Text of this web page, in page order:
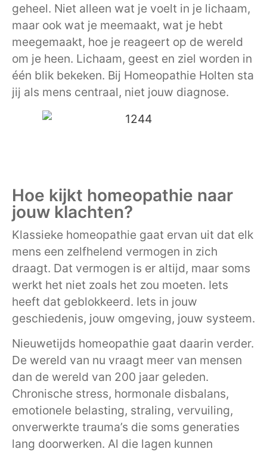
geheel. Niet alleen wat je voelt in je lichaam,
maar ook wat je meemaakt, wat je hebt
meegemaakt, hoe je reageert op de wereld
om je heen. Lichaam, geest en ziel worden in
één blik bekeken. Bij Homeopathie Holten sta
jij als mens centraal, niet jouw diagnose.
Hoe kijkt homeopathie naar
jouw klachten?
Klassieke homeopathie gaat ervan uit dat elk
mens een zelfhelend vermogen in zich
draagt. Dat vermogen is er altijd, maar soms
werkt het niet zoals het zou moeten. Iets
heeft dat geblokkeerd. Iets in jouw
geschiedenis, jouw omgeving, jouw systeem.
Nieuwetijds homeopathie gaat daarin verder.
De wereld van nu vraagt meer van mensen
dan de wereld van 200 jaar geleden.
Chronische stress, hormonale disbalans,
emotionele belasting, straling, vervuiling,
onverwerkte trauma’s die soms generaties
lang doorwerken. Al die lagen kunnen